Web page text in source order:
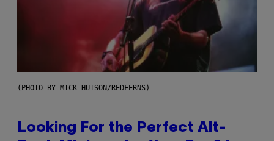
(PHOTO BY MICK HUTSON/REDFERNS)
Looking For the Perfect Alt-